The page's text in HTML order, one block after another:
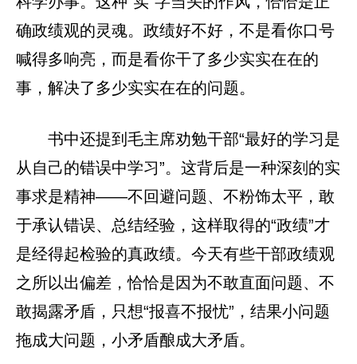
确政绩观的灵魂。政绩好不好，不是看你口号
喊得多响亮，而是看你干了多少实实在在的
事，解决了多少实实在在的问题。
书中还提到毛主席劝勉干部“最好的学习是
从自己的错误中学习”。这背后是一种深刻的实
事求是精神——不回避问题、不粉饰太平，敢
于承认错误、总结经验，这样取得的“政绩”才
是经得起检验的真政绩。今天有些干部政绩观
之所以出偏差，恰恰是因为不敢直面问题、不
敢揭露矛盾，只想“报喜不报忧”，结果小问题
拖成大问题，小矛盾酿成大矛盾。